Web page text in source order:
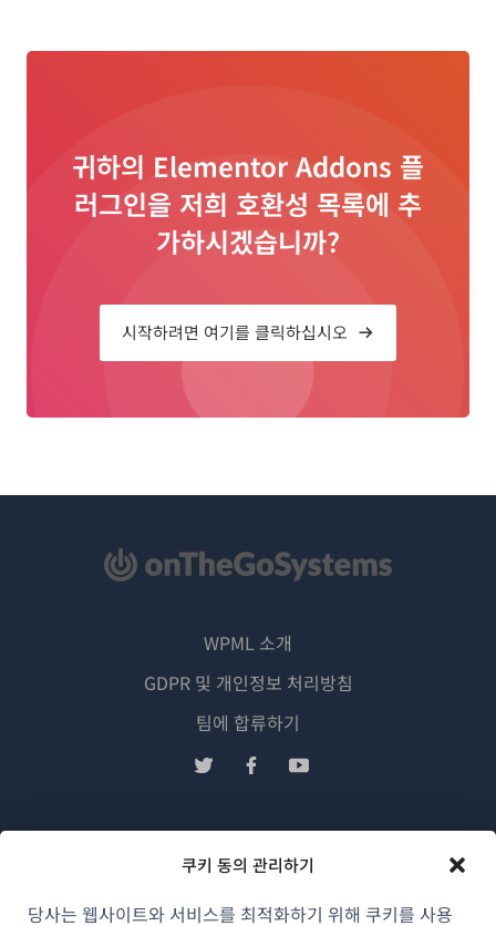
쿠키 동의 관리하기
당사는 웹사이트와 서비스를 최적화하기 위해 쿠키를 사용
귀하의 Elementor Addons 플
러그인을 저희 호환성 목록에 추
가하시겠습니까?
시작하려면 여기를 클릭하십시오
© 2026 OnTheGoSystems Limited(새
WPML 소개
GDPR 및 개인정보 처리방침
팀에 합류하기
창
림)
(새
열
림)
열
림)
(새
열
림)